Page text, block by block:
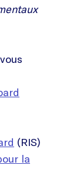
(RIS)
la